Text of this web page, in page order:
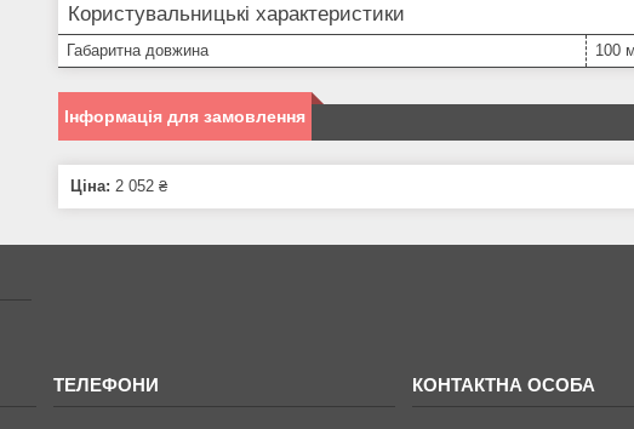
Користувальницькі характеристики
Габаритна довжина 100
Інформація для замовлення
Ціна: 2 052 ₴